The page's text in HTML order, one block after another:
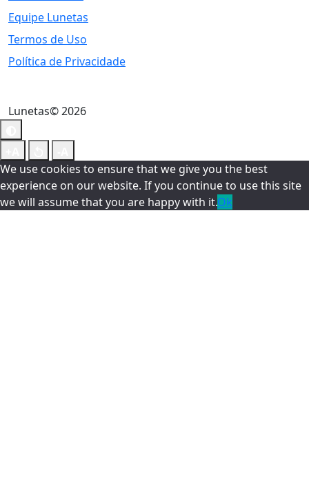
Equipe Lunetas
Termos de Uso
Política de Privacidade
Lunetas© 2026
We use cookies to ensure that we give you the best
experience on our website. If you continue to use this site
we will assume that you are happy with it.Ok